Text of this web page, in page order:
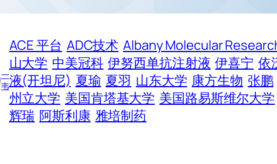
一
韦
ACE 平台 ADC技术 Albany Molecular
山大学 中美冠科 伊努西单抗注射液 伊喜宁 依
液(开坦尼) 夏瑜 夏羽 山东大学 康方生物 张鹏
州立大学 美国肯塔基大学 美国路易斯维尔大学
辉瑞 阿斯利康 雅培制药